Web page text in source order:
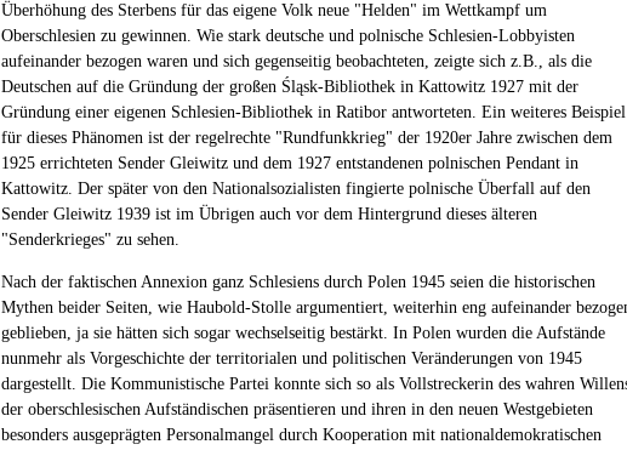
Überhöhung des Sterbens für das eigene Volk neue "Helden" im Wettkampf um
Oberschlesien zu gewinnen. Wie stark deutsche und polnische Schlesien-Lobbyisten
aufeinander bezogen waren und sich gegenseitig beobachteten, zeigte sich z.B., als die
Deutschen auf die Gründung der großen Śląsk-Bibliothek in Kattowitz 1927 mit der
Gründung einer eigenen Schlesien-Bibliothek in Ratibor antworteten. Ein weiteres Beispiel
für dieses Phänomen ist der regelrechte "Rundfunkkrieg" der 1920er Jahre zwischen dem
1925 errichteten Sender Gleiwitz und dem 1927 entstandenen polnischen Pendant in
Kattowitz. Der später von den Nationalsozialisten fingierte polnische Überfall auf den
Sender Gleiwitz 1939 ist im Übrigen auch vor dem Hintergrund dieses älteren
"Senderkrieges" zu sehen.
Nach der faktischen Annexion ganz Schlesiens durch Polen 1945 seien die historischen
Mythen beider Seiten, wie Haubold-Stolle argumentiert, weiterhin eng aufeinander
geblieben, ja sie hätten sich sogar wechselseitig bestärkt. In Polen wurden die Aufstände
nunmehr als Vorgeschichte der territorialen und politischen Veränderungen von 1945
dargestellt. Die Kommunistische Partei konnte sich so als Vollstreckerin des wahren
der oberschlesischen Aufständischen präsentieren und ihren in den neuen Westgebieten
besonders ausgeprägten Personalmangel durch Kooperation mit nationaldemokratischen